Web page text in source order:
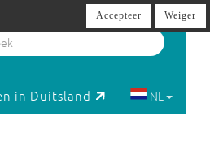
in Duitsland NL
Accepteer Weiger